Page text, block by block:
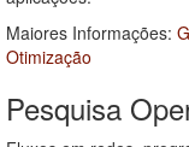
Maiores Informações:
Otimização
Pesquisa